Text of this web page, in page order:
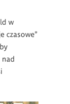
w
czasowe”
nad